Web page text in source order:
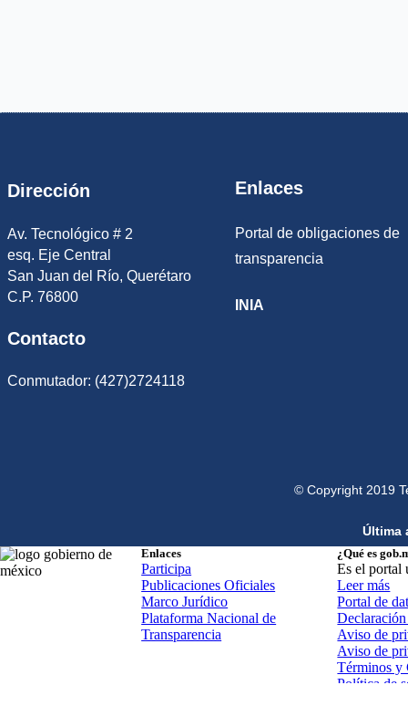
Dirección
Av. Tecnológico # 2
esq. Eje Central
San Juan del Río, Querétaro
C.P. 76800
Contacto
Conmutador: (427)2724118
Enlaces
Portal de obligaciones de
transparencia
INIA
© Copyright 2019
Última
Enlaces
Participa
Publicaciones Oficiales
Marco Jurídico
Plataforma Nacional de
Transparencia
¿Qué es
Es el portal
Leer más
Portal de
Aviso de
Aviso de
Términos y
Política de